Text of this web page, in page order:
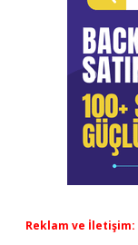
Reklam ve İletişim: